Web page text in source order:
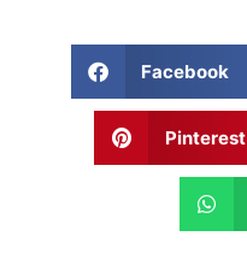
Facebook
Pinterest